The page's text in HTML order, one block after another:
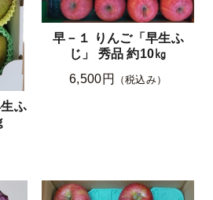
ふ
早－１ りんご「早生ふ
じ」 秀品 約10㎏
6,500円
（税込み）